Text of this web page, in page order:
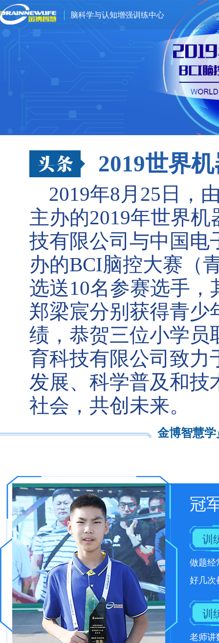
脑科学与认知增强训练中心
2019世界
2019年8月25日，
主办的2019年世界
技有限公司与中国电
办的BCI脑控大赛（
选送10名参赛选手
郑梁宸分别获得青少
绩，恭贺三位小学员
育科技有限公司致力
发展、科学普及和技
社会，共创未来。
金博智慧
冠
训
做题经
好几次
训
老师讲